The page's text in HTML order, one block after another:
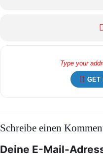
GET
Schreibe einen
Deine E-Mail-